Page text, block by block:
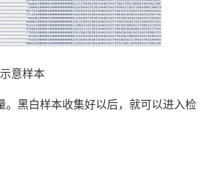
意样本
。黑白样本收集好以后，就可以进入检